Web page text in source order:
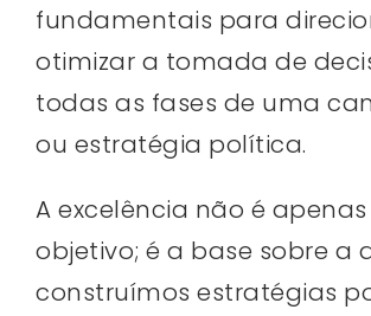
fundamentais para
otimizar a tomada de
todas as fases de uma
ou estratégia política.​
A excelência não é
objetivo; é a base sobre a
construímos estratégias